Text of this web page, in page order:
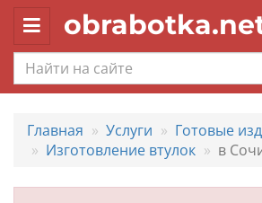
Toggle
navigation
Главная Услуги
Готовые
Изготовление втулок
в